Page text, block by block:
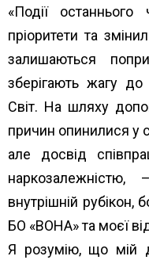
«Події
пріоритети та
залишаються
зберігають жагу
Світ. На шляху
причин опинилися у
але досвід
внутрішній рубікон,
БО «ВОНА» та моєї
Я розумію, що мій